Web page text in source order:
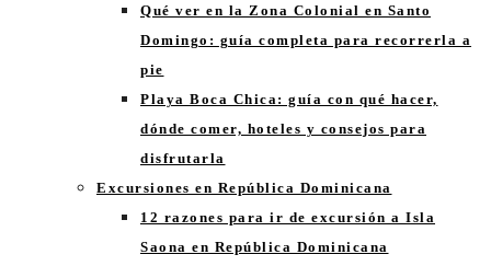
Qué ver en la Zona Colonial en Santo
Domingo: guía completa para recorrerla a
pie
Playa Boca Chica: guía con qué hacer,
dónde comer, hoteles y consejos para
disfrutarla
Excursiones en República Dominicana
12 razones para ir de excursión a Isla
Saona en República Dominicana